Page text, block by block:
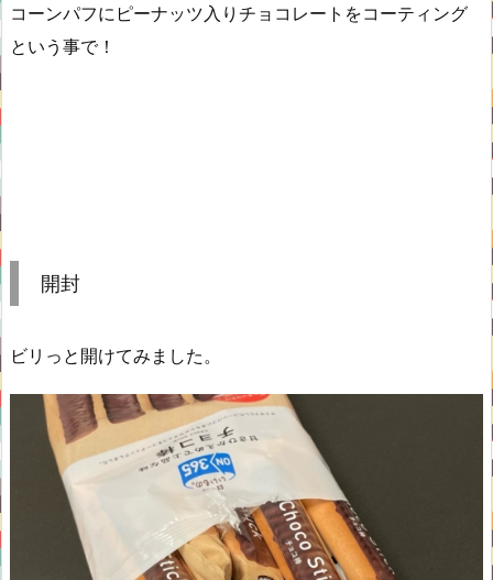
コーンパフにピーナッツ入りチョコレートをコーティング
という事で！
開封
ビリっと開けてみました。